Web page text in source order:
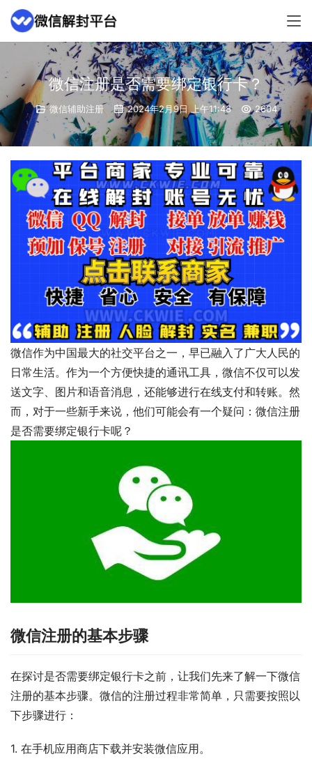
微信注册是否需要绑定银行卡？
微信辅助注册 2024年2月9日 上午11:48 2604
微信作为中国最大的社交平台之一，早已融入了广大人民的
日常生活。作为一个方便快捷的通讯工具，微信不仅可以发
送文字、图片和语音消息，还能够进行在线支付和转账。然
而，对于一些新手来说，他们可能会有一个疑问：微信注册
是否需要绑定银行卡呢？
微信注册的基本步骤
在探讨是否需要绑定银行卡之前，让我们先来了解一下微信
注册的基本步骤。微信的注册过程非常简单，只需要按照以
下步骤进行：
1. 在手机应用商店下载并安装微信应用。